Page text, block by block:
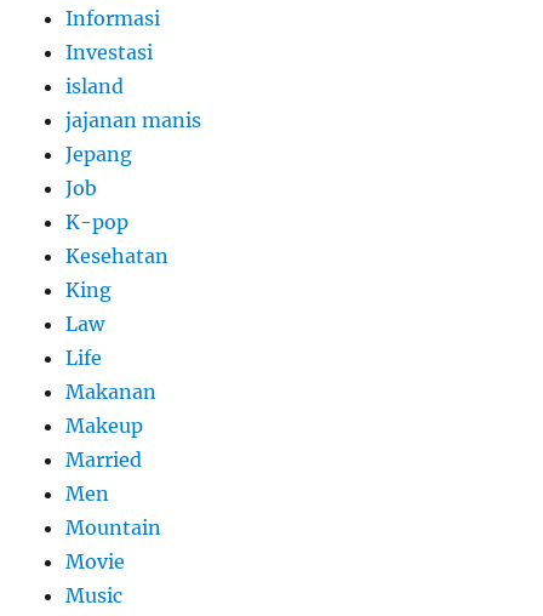
Informasi
Investasi
island
jajanan manis
Jepang
Job
K-pop
Kesehatan
King
Law
Life
Makanan
Makeup
Married
Men
Mountain
Movie
Music